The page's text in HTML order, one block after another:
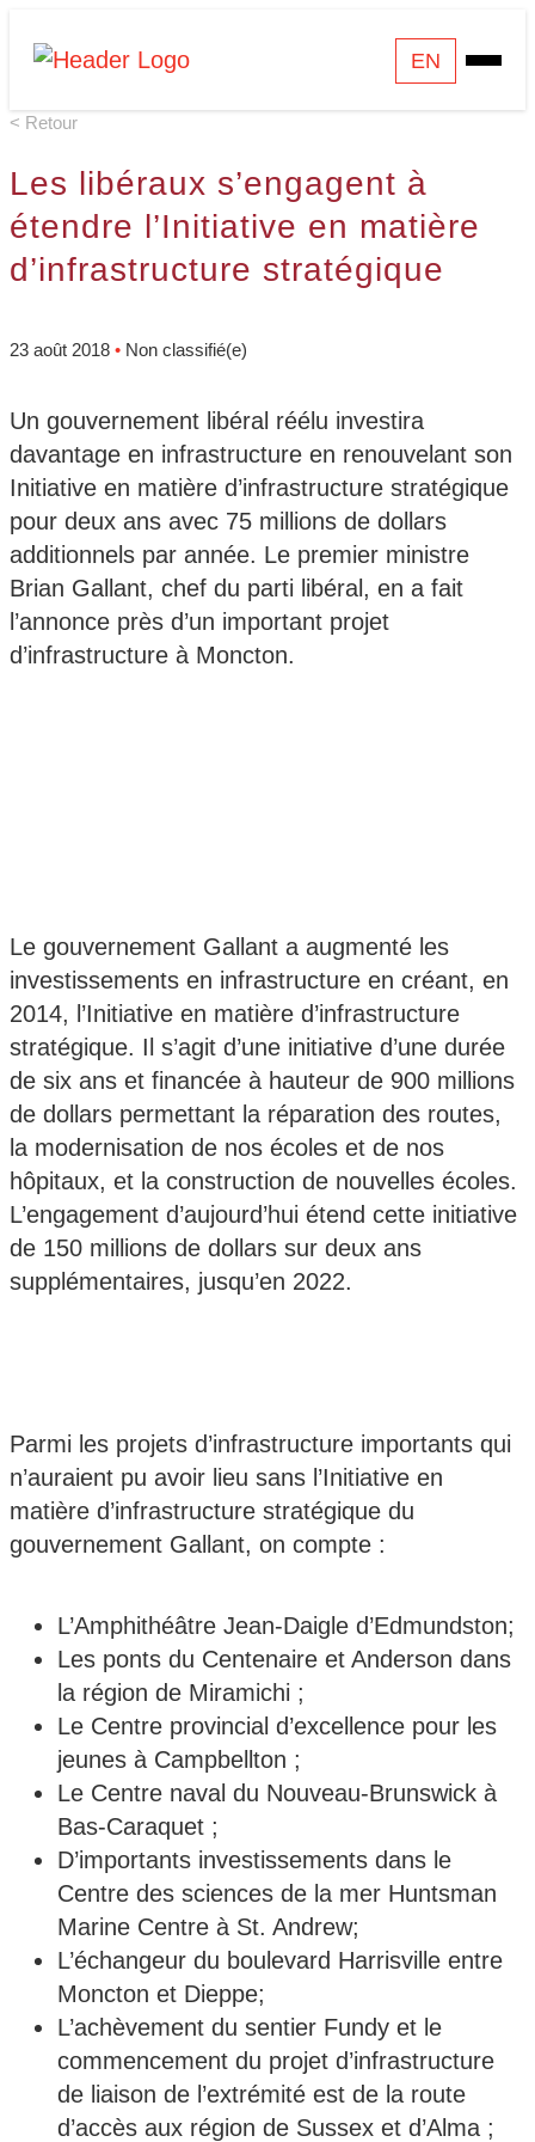
Skip
content
Homepage
EN
Open
Mobile
< Retour
Les libéraux s’engagent à
étendre l’Initiative en matière
d’infrastructure stratégique
23 août 2018 • Non classifié(e)
Un gouvernement libéral réélu investira
davantage en infrastructure en renouvelant son
Initiative en matière d’infrastructure stratégique
pour deux ans avec 75 millions de dollars
additionnels par année. Le premier ministre
Brian Gallant, chef du parti libéral, en a fait
l’annonce près d’un important projet
d’infrastructure à Moncton.
Le gouvernement Gallant a augmenté les
investissements en infrastructure en créant, en
2014, l’Initiative en matière d’infrastructure
stratégique. Il s’agit d’une initiative d’une durée
de six ans et financée à hauteur de 900 millions
de dollars permettant la réparation des routes,
la modernisation de nos écoles et de nos
hôpitaux, et la construction de nouvelles écoles.
L’engagement d’aujourd’hui étend cette initiative
de 150 millions de dollars sur deux ans
supplémentaires, jusqu’en 2022.
Parmi les projets d’infrastructure importants qui
n’auraient pu avoir lieu sans l’Initiative en
matière d’infrastructure stratégique du
gouvernement Gallant, on compte :
L’Amphithéâtre Jean-Daigle d’Edmundston;
Les ponts du Centenaire et Anderson dans
la région de Miramichi ;
Le Centre provincial d’excellence pour les
jeunes à Campbellton ;
Le Centre naval du Nouveau-Brunswick à
Bas-Caraquet ;
D’importants investissements dans le
Centre des sciences de la mer Huntsman
Marine Centre à St. Andrew;
L’échangeur du boulevard Harrisville entre
Moncton et Dieppe;
L’achèvement du sentier Fundy et le
commencement du projet d’infrastructure
de liaison de l’extrémité est de la route
d’accès aux région de Sussex et d’Alma ;